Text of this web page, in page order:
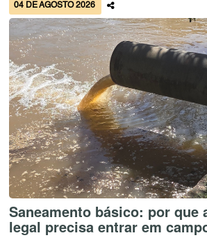
04 DE AGOSTO 2026
Saneamento básico: por que
legal precisa entrar em